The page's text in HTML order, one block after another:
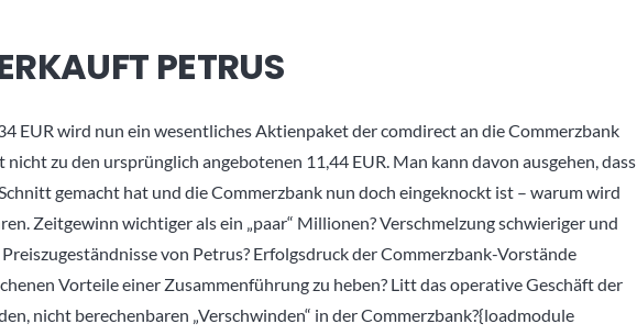
PETRUS
EUR wird nun ein wesentliches Aktienpaket der comdirect an die Commerzbank
zu den ursprünglich angebotenen 11,44 EUR. Man kann davon ausgehen, dass
gemacht hat und die Commerzbank nun doch eingeknockt ist – warum wird
Zeitgewinn wichtiger als ein „paar“ Millionen? Verschmelzung schwieriger und
von Petrus? Erfolgsdruck der Commerzbank-Vorstände
Vorteile einer Zusammenführung zu heben? Litt das operative Geschäft der
nicht berechenbaren „Verschwinden“ in der Commerzbank?{loadmodule